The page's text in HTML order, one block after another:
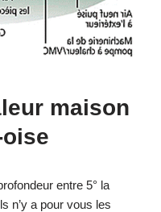
maison
entre 5° la
n’y a pour vous les